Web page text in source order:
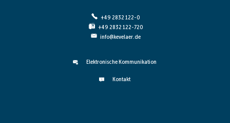
+49 2832 122-0
+49 2832 122-720
info@kevelaer.de
Elektronische Kommunikation
Kontakt